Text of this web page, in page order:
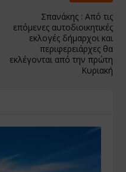
Σπανάκης : Από τις
επόμενες αυτοδιοικητικές
εκλογές δήμαρχοι και
περιφερειάρχες θα
εκλέγονται από την πρώτη
Κυριακή